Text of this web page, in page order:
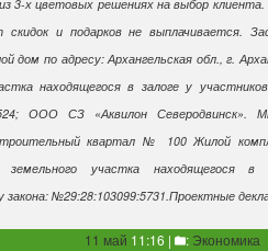
3-х цветовых решениях на выбор
скидок и подарков не выплачивается.
дом по адресу: Архангельская обл., г.
находящегося в залоге у
ООО СЗ «Аквилон Северодвинск».
квартал № 100 Жилой
земельного участка находящегося в
№29:28:103099:5731.Проектные
11 май 11:16 | : Экономика